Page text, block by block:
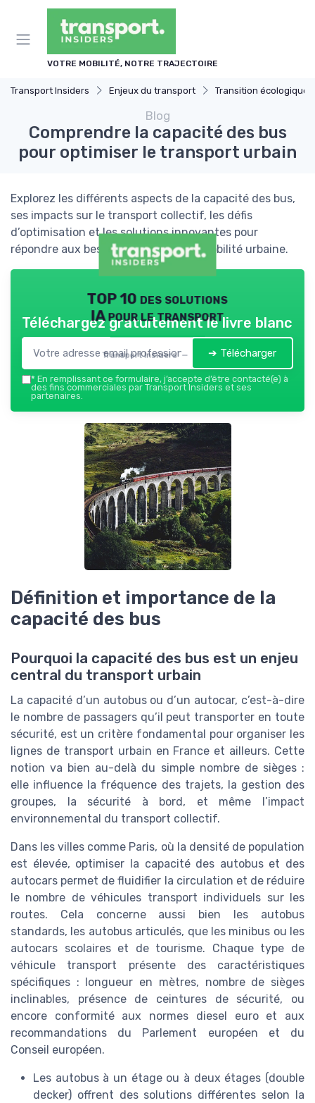
VOTRE MOBILITÉ, NOTRE TRAJECTOIRE
Transport Insiders Enjeux du transport Transition écologique
Blog
Comprendre la capacité des bus
pour optimiser le transport urbain
Explorez les différents aspects de la capacité des bus,
ses impacts sur le transport collectif, les défis
d’optimisation et les solutions innovantes pour
répondre aux besoins croissants de mobilité urbaine.
TOP 10 des solutions
IA pour le transport
Transport Insiders — 2026
Téléchargez gratuitement le livre blanc
➔ Télécharger
* En remplissant ce formulaire, j’accepte d’être contacté(e) à
des fins commerciales par Transport Insiders et ses
partenaires.
Définition et importance de la
capacité des bus
Pourquoi la capacité des bus est un enjeu
central du transport urbain
La capacité d’un autobus ou d’un autocar, c’est-à-dire
le nombre de passagers qu’il peut transporter en toute
sécurité, est un critère fondamental pour organiser les
lignes de transport urbain en France et ailleurs. Cette
notion va bien au-delà du simple nombre de sièges :
elle influence la fréquence des trajets, la gestion des
groupes, la sécurité à bord, et même l’impact
environnemental du transport collectif.
Dans les villes comme Paris, où la densité de population
est élevée, optimiser la capacité des autobus et des
autocars permet de fluidifier la circulation et de réduire
le nombre de véhicules transport individuels sur les
routes. Cela concerne aussi bien les autobus
standards, les autobus articulés, que les minibus ou les
autocars scolaires et de tourisme. Chaque type de
véhicule transport présente des caractéristiques
spécifiques : longueur en mètres, nombre de sièges
inclinables, présence de ceintures de sécurité, ou
encore conformité aux normes diesel euro et aux
recommandations du Parlement européen et du
Conseil européen.
Les autobus à un étage ou à deux étages (double
decker) offrent des solutions différentes selon la
Panneau de gestion des cookies